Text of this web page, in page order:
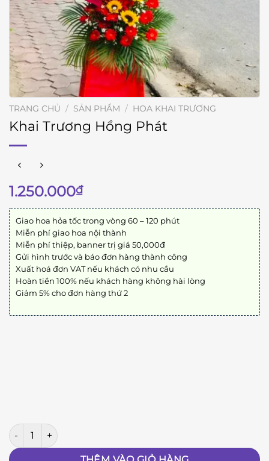
TRANG CHỦ / SẢN PHẨM / HOA KHAI TRƯƠNG
Khai Trương Hồng Phát
1.250.000₫
Giao hoa hỏa tốc trong vòng 60 – 120 phút
Miễn phí giao hoa nội thành
Miễn phí thiệp, banner trị giá 50,000đ
Gửi hình trước và báo đơn hàng thành công
Xuất hoá đơn VAT nếu khách có nhu cầu
Hoàn tiền 100% nếu khách hàng không hài lòng
Giảm 5% cho đơn hàng thứ 2
Khai Trương Hồng Phát số lượng